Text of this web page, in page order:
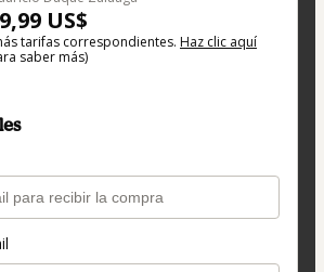
US$
tarifas correspondientes. Haz clic aquí
saber más)